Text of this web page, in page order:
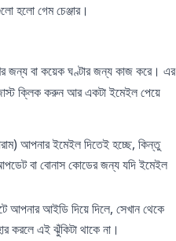
হলো গেম চেঞ্জার।
জন্য বা কয়েক ঘণ্টার জন্য কাজ করে। এর
ক্লিক করুন আর একটা ইমেইল পেয়ে
আপনার ইমেইল দিতেই হচ্ছে, কিন্তু
বা বোনাস কোডের জন্য যদি ইমেইল
আইডি দিয়ে দিলে, সেখান থেকে
করলে এই ঝুঁকিটা থাকে না।